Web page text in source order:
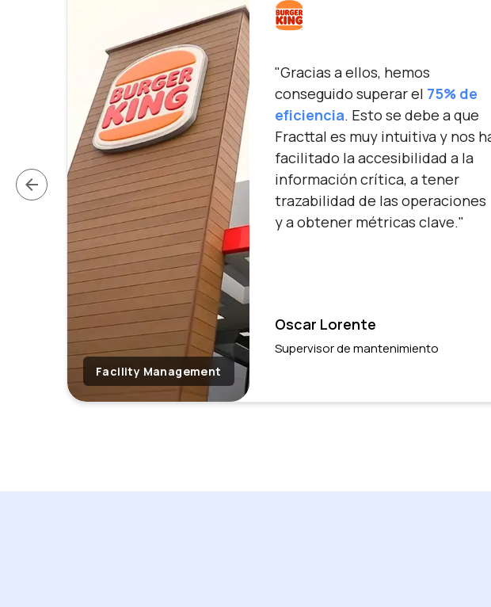
Facility Management
"Gracias a ellos, hemos
conseguido superar el 75% de
eficiencia. Esto se debe a que
Fracttal es muy intuitiva y nos
facilitado la accesibilidad a la
información crítica, a tener
trazabilidad de las operaciones
y a obtener métricas clave."
Oscar Lorente
Supervisor de mantenimiento
arrow_back